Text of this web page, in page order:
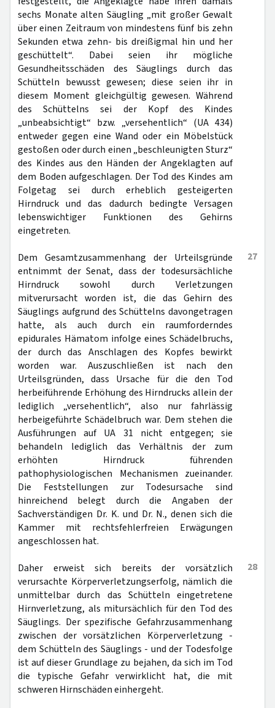
sechs Monate alten Säugling „mit großer Gewalt
über einen Zeitraum von mindestens fünf bis zehn
Sekunden etwa zehn- bis dreißigmal hin und her
geschüttelt“. Dabei seien ihr mögliche
Gesundheitsschäden des Säuglings durch das
Schütteln bewusst gewesen; diese seien ihr in
diesem Moment gleichgültig gewesen. Während
des Schüttelns sei der Kopf des Kindes
„unbeabsichtigt“ bzw. „versehentlich“ (UA 434)
entweder gegen eine Wand oder ein Möbelstück
gestoßen oder durch einen „beschleunigten Sturz“
des Kindes aus den Händen der Angeklagten auf
dem Boden aufgeschlagen. Der Tod des Kindes am
Folgetag sei durch erheblich gesteigerten
Hirndruck und das dadurch bedingte Versagen
lebenswichtiger Funktionen des Gehirns
eingetreten.
27
Dem Gesamtzusammenhang der Urteilsgründe
entnimmt der Senat, dass der todesursächliche
Hirndruck sowohl durch Verletzungen
mitverursacht worden ist, die das Gehirn des
Säuglings aufgrund des Schüttelns davongetragen
hatte, als auch durch ein raumforderndes
epidurales Hämatom infolge eines Schädelbruchs,
der durch das Anschlagen des Kopfes bewirkt
worden war. Auszuschließen ist nach den
Urteilsgründen, dass Ursache für die den Tod
herbeiführende Erhöhung des Hirndrucks allein der
lediglich „versehentlich“, also nur fahrlässig
herbeigeführte Schädelbruch war. Dem stehen die
Ausführungen auf UA 31 nicht entgegen; sie
behandeln lediglich das Verhältnis der zum
erhöhten Hirndruck führenden
pathophysiologischen Mechanismen zueinander.
Die Feststellungen zur Todesursache sind
hinreichend belegt durch die Angaben der
Sachverständigen Dr. K. und Dr. N., denen sich die
Kammer mit rechtsfehlerfreien Erwägungen
angeschlossen hat.
28
Daher erweist sich bereits der vorsätzlich
verursachte Körperverletzungserfolg, nämlich die
unmittelbar durch das Schütteln eingetretene
Hirnverletzung, als mitursächlich für den Tod des
Säuglings. Der spezifische Gefahrzusammenhang
zwischen der vorsätzlichen Körperverletzung -
dem Schütteln des Säuglings - und der Todesfolge
ist auf dieser Grundlage zu bejahen, da sich im Tod
die typische Gefahr verwirklicht hat, die mit
schweren Hirnschäden einhergeht.